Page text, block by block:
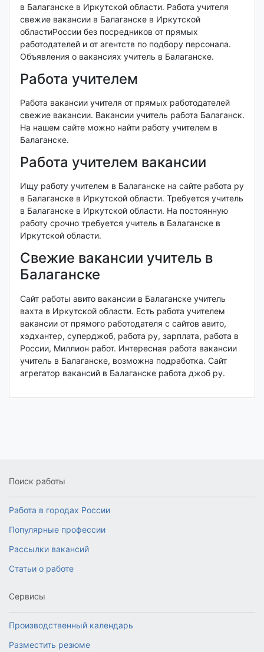
в Балаганске в Иркутской области. Работа учителя
свежие вакансии в Балаганске в Иркутской
областиРоссии без посредников от прямых
работодателей и от агентств по подбору персонала.
Объявления о вакансиях учитель в Балаганске.
Работа учителем
Работа вакансии учителя от прямых работодателей
свежие вакансии. Вакансии учитель работа Балаганск.
На нашем сайте можно найти работу учителем в
Балаганске.
Работа учителем вакансии
Ищу работу учителем в Балаганске на сайте работа ру
в Балаганске в Иркутской области. Требуется учитель
в Балаганске в Иркутской области. На постоянную
работу срочно требуется учитель в Балаганске в
Иркутской области.
Свежие вакансии учитель в
Балаганске
Сайт работы авито вакансии в Балаганске учитель
вахта в Иркутской области. Есть работа учителем
вакансии от прямого работодателя с сайтов авито,
хэдхантер, суперджоб, работа ру, зарплата, работа в
России, Миллион работ. Интересная работа вакансии
учитель в Балаганске, возможна подработка. Сайт
агрегатор вакансий в Балаганске работа джоб ру.
Поиск работы
Работа в городах России
Популярные профессии
Рассылки вакансий
Статьи о работе
Сервисы
Производственный календарь
Разместить резюме